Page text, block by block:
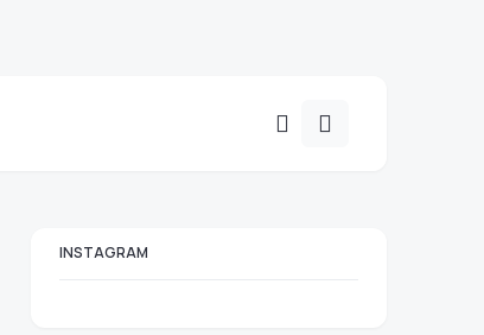
INSTAGRAM